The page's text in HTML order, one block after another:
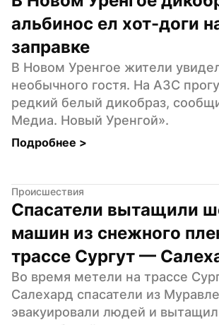
альбинос ел хот-доги
заправке
В Новом Уренгое жители
необычного гостя. На АЗС
редкий белый дикобраз,
Медиа. Новый Уренгой».
Подробнее >
Происшествия
Спасатели вытащили
машин из снежного
трассе Сургут —
Во время метели на трассе
Салехард спасатели из
эвакуировали людей и